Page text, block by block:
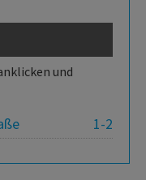
und
1-2